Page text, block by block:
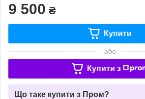
9 500 ₴
Купити
або
Купити з
Що таке купити з Пром?